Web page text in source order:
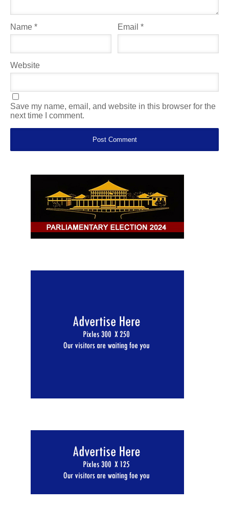
Name * Email*
Website
Save my name, email, and website in this browser for the
next time I comment.